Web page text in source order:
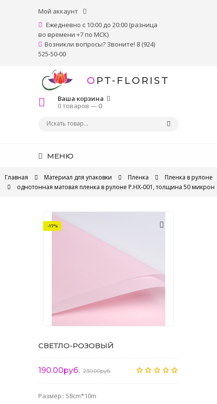
Мой аккаунт
Ежедневно с 10:00 до 20:00 (разница
во времени +7 по МСК)
Возникли вопросы? Звоните! 8 (924)
525-50-00
OPT-FLORIST
Ваша корзина
0 товаров —0
МЕНЮ
Главная Материал для упаковки Пленка
Пленка в рулоне
однотонная матовая пленка в рулоне P.HX-001, толщина 50 микрон
-17%
СВЕТЛО-РОЗОВЫЙ
190.00руб. 230.00руб.
Размер:: 58cm*10m